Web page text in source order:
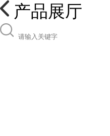
产品展厅